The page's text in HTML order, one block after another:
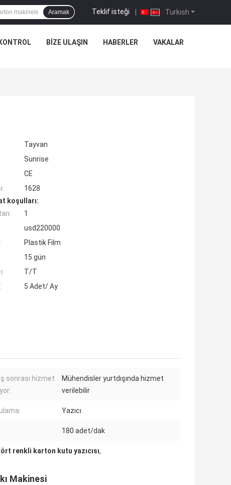
Turkish
Teklif isteği |
Aramak
BIZE ULAŞIN HABERLER VAKALAR
Tayvan
Sunrise
CE
1628
koşulları:
1
usd220000
Plastik Film
15 gün
T/T
5 Adet/ Ay
sonrası hizmet
Mühendisler yurtdışında hizmet
verilebilir
Yazıcı
180 adet/dak
renkli karton kutu yazıcısı,
Makinesi